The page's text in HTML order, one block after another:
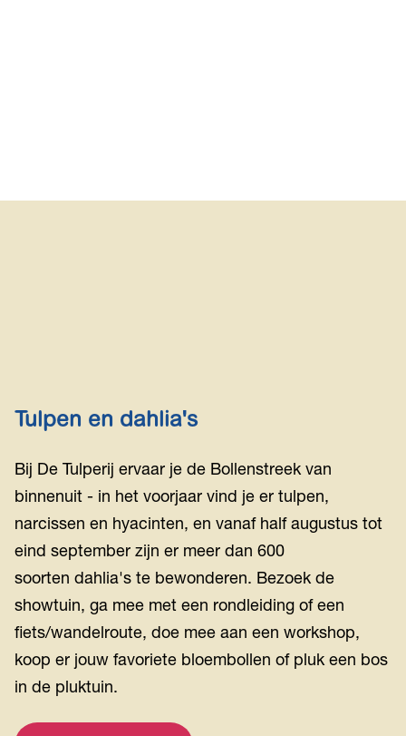
Tulpen en dahlia's
Bij De Tulperij ervaar je de Bollenstreek van
binnenuit - in het voorjaar vind je er tulpen,
narcissen en hyacinten, en vanaf half augustus tot
eind september zijn er meer dan 600
soorten dahlia's te bewonderen. Bezoek de
showtuin, ga mee met een rondleiding of een
fiets/wandelroute, doe mee aan een workshop,
koop er jouw favoriete bloembollen of pluk een bos
in de pluktuin.